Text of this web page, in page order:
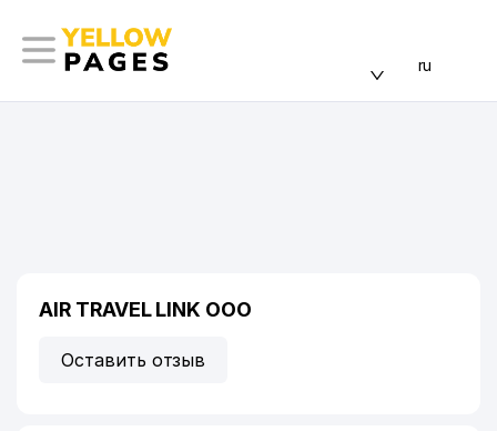
ru
AIR TRAVEL LINK ООО
Оставить отзыв